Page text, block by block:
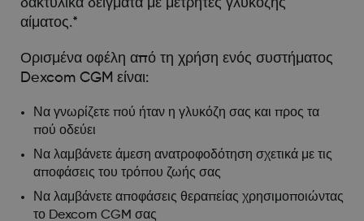
δακτυλικά δείγματα με μετρητές γλυκόζης
αίματος.*
Ορισμένα οφέλη από τη χρήση ενός συστήματος
Dexcom CGM είναι:
Να γνωρίζετε πού ήταν η γλυκόζη σας και προς τα
πού οδεύει
Να λαμβάνετε άμεση ανατροφοδότηση σχετικά με τις
αποφάσεις του τρόπου ζωής σας
Να λαμβάνετε αποφάσεις θεραπείας χρησιμοποιώντας
το Dexcom CGM σας